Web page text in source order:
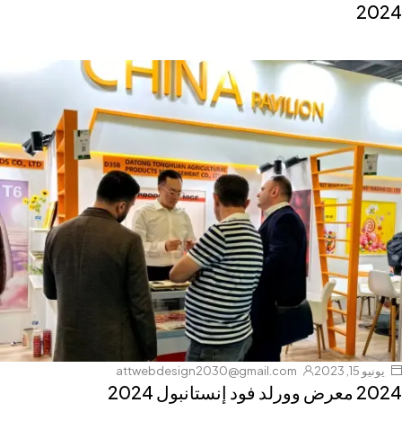
2024
يونيو 15, 2023 attwebdesign2030@gmail.com
2024 معرض وورلد فود إنستانبول 2024